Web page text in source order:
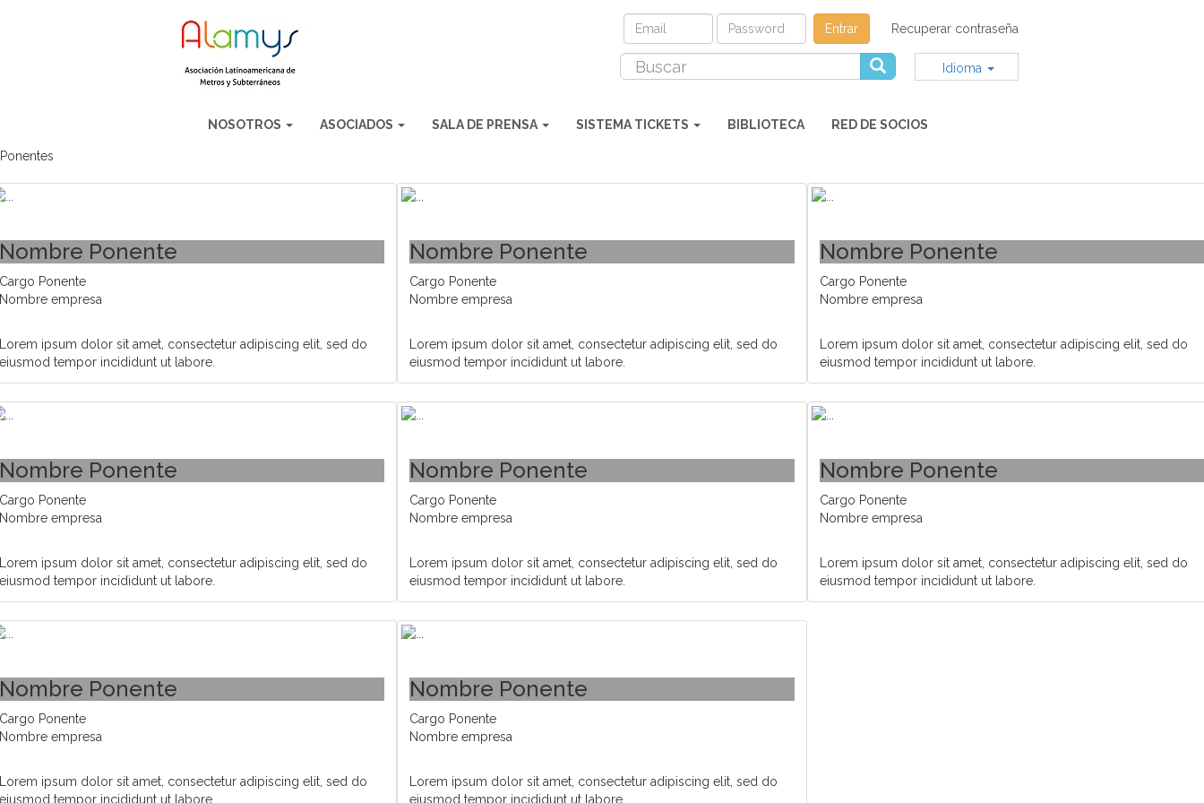
Entrar Recuperar contraseña
Idioma
NOSOTROS ASOCIADOS SALA DE PRENSA SISTEMA TICKETS BIBLIOTECA RED DE SOCIOS
Ponentes
Nombre Ponente
Cargo Ponente
Nombre empresa
Lorem ipsum dolor sit amet, consectetur adipiscing elit, sed do
eiusmod tempor incididunt ut labore.
Nombre Ponente
Cargo Ponente
Nombre empresa
Lorem ipsum dolor sit amet, consectetur adipiscing elit, sed do
eiusmod tempor incididunt ut labore.
Nombre Ponente
Cargo Ponente
Nombre empresa
Lorem ipsum dolor sit amet, consectetur adipiscing elit, sed do
eiusmod tempor incididunt ut labore.
Nombre Ponente
Cargo Ponente
Nombre empresa
Lorem ipsum dolor sit amet, consectetur adipiscing elit, sed do
eiusmod tempor incididunt ut labore.
Nombre Ponente
Cargo Ponente
Nombre empresa
Lorem ipsum dolor sit amet, consectetur adipiscing elit, sed do
eiusmod tempor incididunt ut labore.
Nombre Ponente
Cargo Ponente
Nombre empresa
Lorem ipsum dolor sit amet, consectetur adipiscing elit, sed do
eiusmod tempor incididunt ut labore.
Nombre Ponente
Cargo Ponente
Nombre empresa
Lorem ipsum dolor sit amet, consectetur adipiscing elit, sed do
eiusmod tempor incididunt ut labore.
Nombre Ponente
Cargo Ponente
Nombre empresa
Lorem ipsum dolor sit amet, consectetur adipiscing elit, sed do
eiusmod tempor incididunt ut labore.